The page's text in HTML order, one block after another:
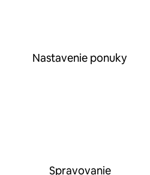
Nastavenie ponuky
Spravovanie